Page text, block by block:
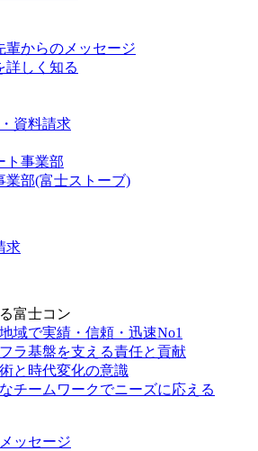
輩からのメッセージ
詳しく知る
ト事業部
業部(富士ストーブ)
求
富士コン
域で実績・信頼・迅速No1
ラ基盤を支える責任と貢献
と時代変化の意識
チームワークでニーズに応える
ッセージ